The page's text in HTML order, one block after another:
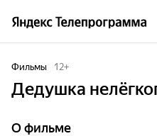
Фильмы 12+
Дедушка
О фильме